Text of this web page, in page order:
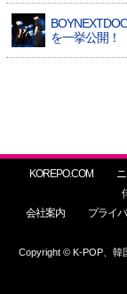
を一挙公開！
KOREPO.COM
会社案内
プライ
Copyright © K-POP、韓